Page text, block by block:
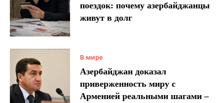
поездок: почему азербайджанцы
живут в долг
В мире
Азербайджан доказал
приверженность миру с
Арменией реальными шагами –